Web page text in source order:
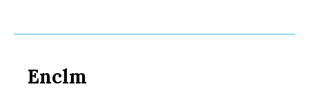
Enclm